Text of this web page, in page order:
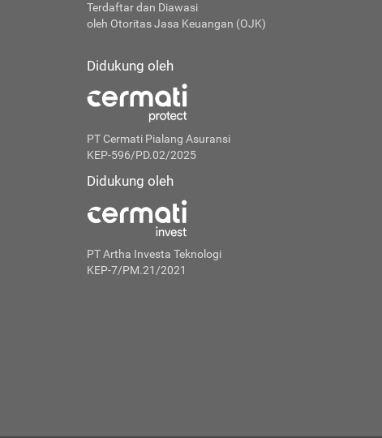
Terdaftar dan Diawasi
oleh Otoritas Jasa Keuangan (OJK)
Didukung oleh
PT Cermati Pialang Asuransi
KEP-596/PD.02/2025
Didukung oleh
PT Artha Investa Teknologi
KEP-7/PM.21/2021